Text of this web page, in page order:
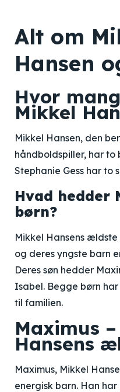
Alt om
Hansen
Hvor
Mikkel
Mikkel Hansen, den
håndboldspiller, har to
Stephanie Gess har to
Hvad hedder
børn?
Mikkel Hansens ældste
og deres yngste barn
Deres søn hedder
Isabel. Begge børn
til familien.
Maximus
Hansens
Maximus, Mikkel
energisk barn. Han